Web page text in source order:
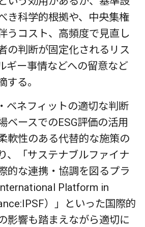
き科学的根拠や、中央集権
うコスト、高頻度で見直し
の判断が固定化されるリス
ギー事情などへの留意など
する。
ベネフィットの適切な判断
ベースでのESG評価の活用
軟性のある代替的な施策の
、「サステナブルファイナ
的な連携・協調を図るプラ
Platform in
）」といった国際的
影響も踏まえながら適切に